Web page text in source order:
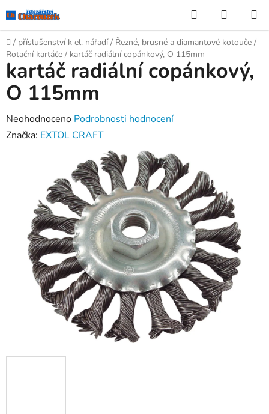
na
obsah
Hledat
KOŠÍK
Domů
/ příslušenství k el. nářadí / Řezné, brusné a diamantové kotouče /
Rotační kartáče / kartáč radiální copánkový, O 115mm
kartáč radiální copánkový,
O 115mm
Průměrné
hodnocení
hvězdiček.
Neohodnoceno Podrobnosti hodnocení
Značka: EXTOL CRAFT